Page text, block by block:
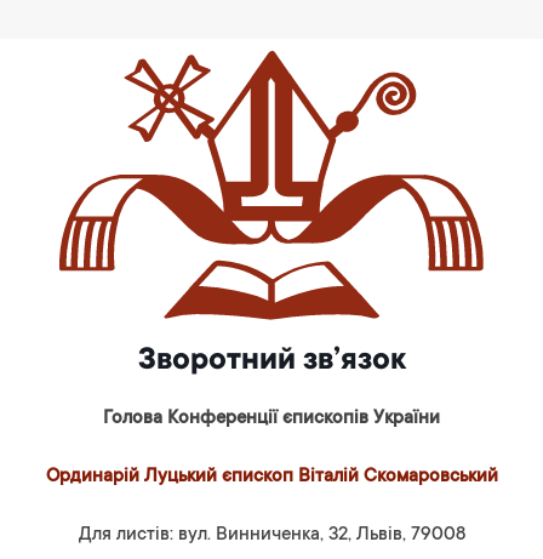
Зворотний зв’язок
Голова Конференції єпископів України
Ординарій Луцький єпископ Віталій Скомаровський
Для листів: вул. Винниченка, 32, Львів, 79008